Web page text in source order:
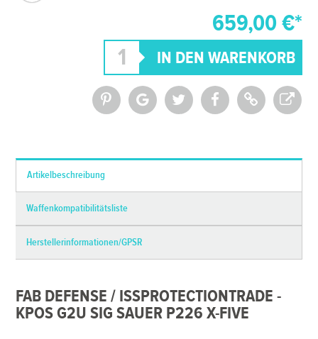
659,00 €*
Artikelbeschreibung
Waffenkompatibilitätsliste
Herstellerinformationen/GPSR
FAB DEFENSE / ISSPROTECTIONTRADE -
KPOS G2U SIG SAUER P226 X-FIVE